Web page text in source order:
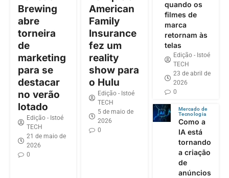
Brewing
abre
torneira
de
marketing
para se
destacar
no verão
lotado
Edição - Istoé
TECH
21 de maio de
2026
0
American
Family
Insurance
fez um
reality
show para
o Hulu
Edição - Istoé
TECH
5 de maio de
2026
0
quando os
filmes de
marca
retornam às
telas
Edição - Istoé
TECH
23 de abril de
2026
0
Mercado de
Tecnologia
Como a
IA está
tornando
a criação
de
anúncios